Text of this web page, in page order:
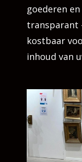
goederen
transparant
kostbaar
inhoud van